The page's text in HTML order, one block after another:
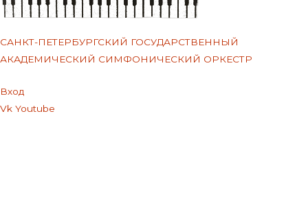
САНКТ-ПЕТЕРБУРГСКИЙ ГОСУДАРСТВЕННЫЙ
АКАДЕМИЧЕСКИЙ СИМФОНИЧЕСКИЙ ОРКЕСТР
Вход
Vk Youtube